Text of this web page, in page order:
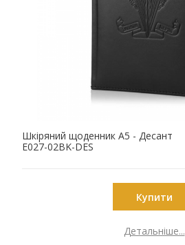
Шкіряний щоденник A5 - Десант
E027-02BK-DES
Купити
Детальніше...